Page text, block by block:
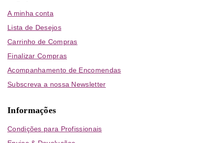
A minha conta
Lista de Desejos
Carrinho de Compras
Finalizar Compras
Acompanhamento de Encomendas
Subscreva a nossa Newsletter
Informações
Condições para Profissionais